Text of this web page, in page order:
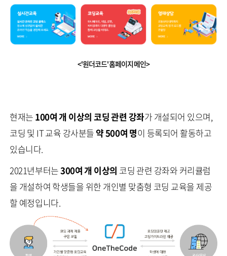
<'원더코드' 홈페이지 메인>
현재는 100여 개 이상의 코딩 관련 강좌가 개설되어 있으며,
코딩 및 IT 교육 강사분들약 500여 명이 등록되어 활동하고
있습니다.
2021년부터는300여 개 이상의 코딩 관련 강좌와 커리큘럼
을 개설하여 학생들을 위한 개인별 맞춤형 코딩 교육을 제공
할 예정입니다.